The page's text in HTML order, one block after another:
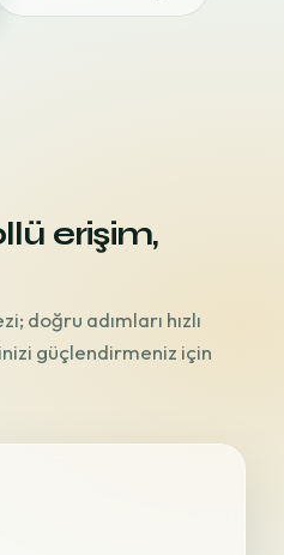
erişim,
doğru adımları hızlı
güçlendirmeniz için